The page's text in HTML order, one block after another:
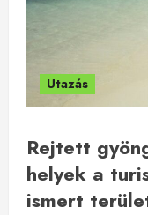
Utazás
Rejtett
helyek a
ismert